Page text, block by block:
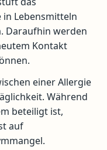
Lebensmitteln
Daraufhin werden
Kontakt
einer Allergie
Während
beteiligt ist,
auf